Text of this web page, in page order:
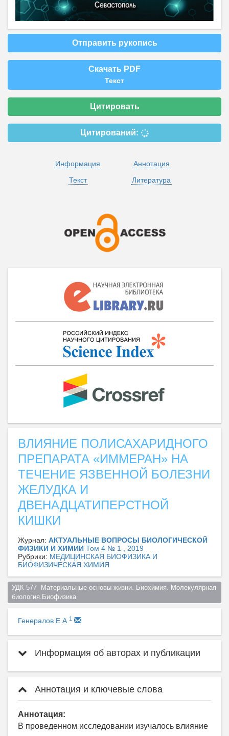
Отправить рукопись
Скачать PDF
Текст
Цитировать
Цитирований:
Информация
Аннотация
Текст
Литература
ВЛИЯНИЕ ПОЛИСАХАРИДНОГО
ПРЕПАРАТА «ИММЕРАН» НА
ТЕЧЕНИЕ ЯЗВЕННОЙ БОЛЕЗНИ
ЖЕЛУДКА И
ДВЕНАДЦАТИПЕРСТНОЙ
КИШКИ
Журнал: АКТУАЛЬНЫЕ ВОПРОСЫ БИОЛОГИЧЕСКОЙ
ФИЗИКИ И ХИМИИ Том 4 № 1 , 2019
Рубрики: МЕДИЦИНСКАЯ БИОФИЗИКА И
БИОФИЗИЧЕСКАЯ ХИМИЯ
УДК 577  Материальные основы жизни. Биохимия. Молекулярная
биология.Биофизика
Генералов Е А 1
Информация об авторах и публикации
Аннотация и ключевые слова
Аннотация:
В проведенном исследовании изучалось влияние